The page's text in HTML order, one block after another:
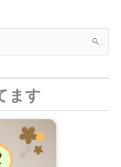
ます